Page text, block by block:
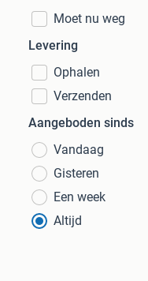
Moet nu weg
Levering
Ophalen
Verzenden
Aangeboden sinds
Vandaag
Gisteren
Een week
Altijd